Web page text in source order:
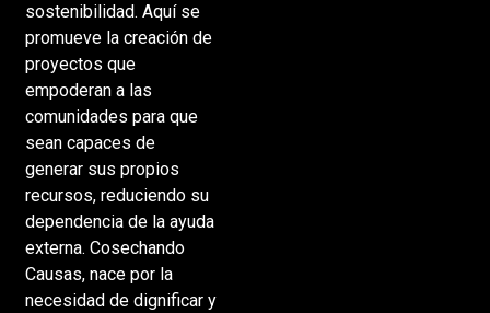
sostenibilidad. Aquí se
promueve la creación de
proyectos que
empoderan a las
comunidades para que
sean capaces de
generar sus propios
recursos, reduciendo su
dependencia de la ayuda
externa. Cosechando
Causas, nace por la
necesidad de dignificar y